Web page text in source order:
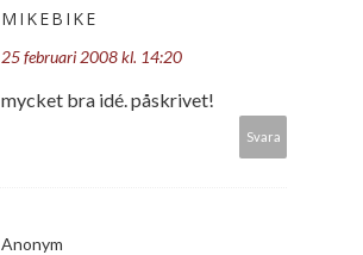
MIKEBIKE
25 februari 2008 kl. 14:20
mycket bra idé. påskrivet!
Svara
Anonym